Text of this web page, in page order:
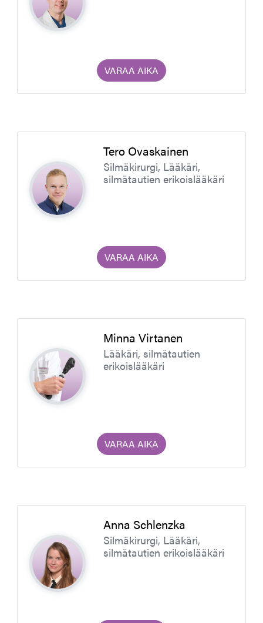
VARAA AIKA
Tero Ovaskainen
Silmäkirurgi, Lääkäri,
silmätautien erikoislääkäri
VARAA AIKA
Minna Virtanen
Lääkäri, silmätautien
erikoislääkäri
VARAA AIKA
Anna Schlenzka
Silmäkirurgi, Lääkäri,
silmätautien erikoislääkäri